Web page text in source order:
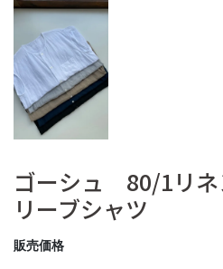
ゴーシュ 80/1リ
リーブシャツ
販売価格